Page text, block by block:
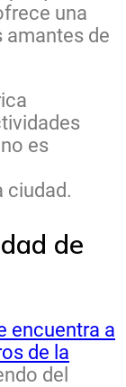
una
amantes de
es
ciudad.
de
encuentra a
de la
del